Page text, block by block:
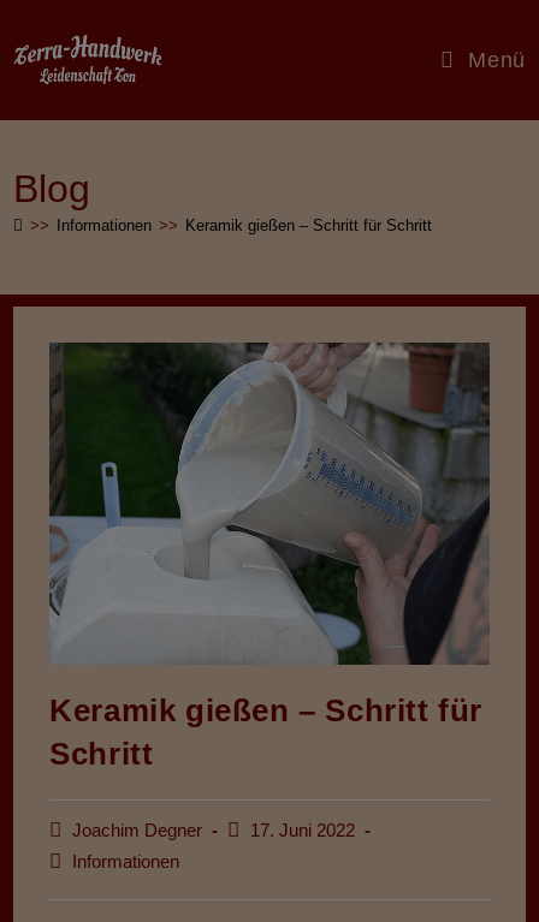
Inhalt
springen
Menü
Blog
>> Informationen >> Keramik gießen – Schritt für Schritt
Keramik gießen – Schritt für
Schritt
Beitrags-
Autor:
Joachim Degner
Beitrag
17. Juni 2022
Beitrags-
Informationen